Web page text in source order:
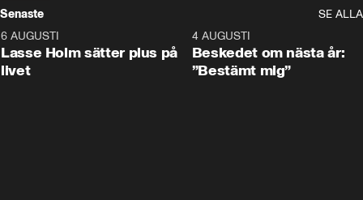
Senaste
SE ALLA
6 AUGUSTI
Lasse Holm sätter plus på
livet
4 AUGUSTI
Beskedet om nästa år:
”Bestämt mig”